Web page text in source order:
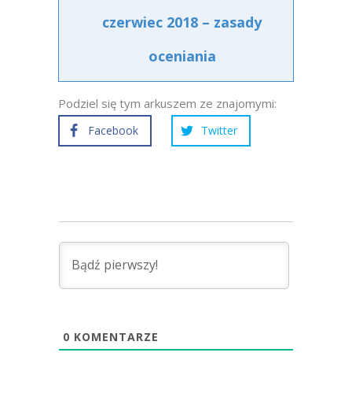
czerwiec 2018 – zasady
oceniania
Podziel się tym arkuszem ze znajomymi:
Facebook Twitter
0 KOMENTARZE